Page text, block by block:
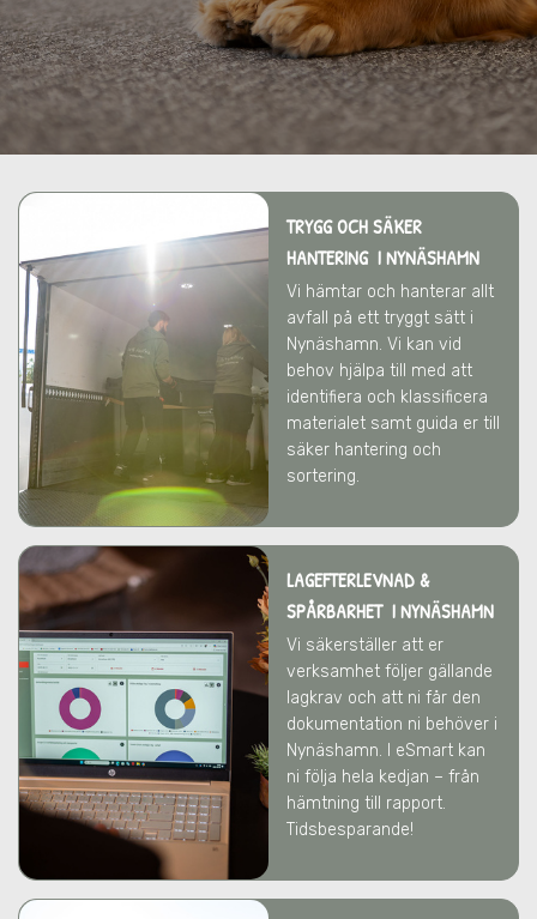
TRYGG OCH SÄKER
HANTERING I NYNÄSHAMN
Vi hämtar och hanterar allt
avfall på ett tryggt sätt i
Nynäshamn. Vi kan vid
behov hjälpa till med att
identifiera och klassificera
materialet samt guida er till
säker hantering och
sortering.
LAGEFTERLEVNAD &
SPÅRBARHET I NYNÄSHAMN
Vi säkerställer att er
verksamhet följer gällande
lagkrav och att ni får den
dokumentation ni behöver i
Nynäshamn. I eSmart kan
ni följa hela kedjan – från
hämtning till rapport.
Tidsbesparande!